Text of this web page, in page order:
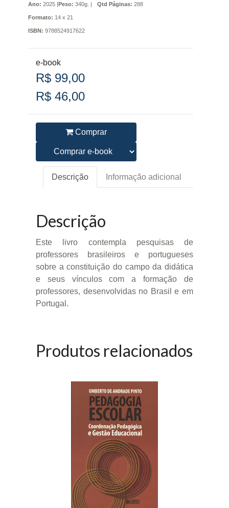
Ano: 2025 |Peso: 340g. | Qtd Páginas: 288
Formato: 14 x 21
ISBN: 9788524917622
e-book
R$ 99,00
R$ 46,00
Comprar
Descrição Informação adicional
Descrição
Este livro contempla pesquisas de
professores brasileiros e portugueses
sobre a constituição do campo da didática
e seus vínculos com a formação de
professores, desenvolvidas no Brasil e em
Portugal.
Produtos relacionados